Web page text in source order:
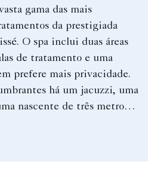
gama das mais
da prestigiada
O spa inclui duas áreas
de tratamento e uma
prefere mais privacidade.
há um jacuzzi, uma
nascente de três metros.